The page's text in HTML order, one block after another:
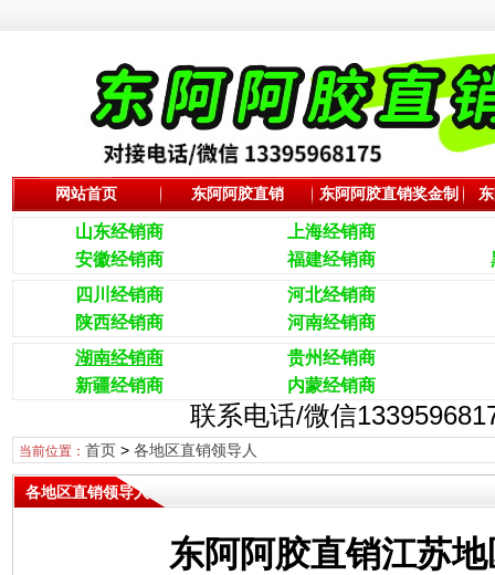
网站首页 东阿阿胶直销
东阿阿胶直销奖金制
山东经销商
上海经销商
安徽经销商
福建经销商
四川经销商
河北经销商
陕西经销商
河南经销商
湖南经销商
贵州经销商
新疆经销商
内蒙经销商
联系电话/微信
当前位置： 首页> 各地区直销领导人
各地区直销领导人
东阿阿胶直销江苏